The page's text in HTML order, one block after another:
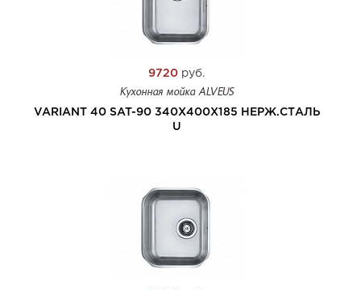
9720 руб.
Кухонная мойка ALVEUS
VARIANT 40 SAT-90 340X400X185 НЕРЖ.СТАЛЬ
U